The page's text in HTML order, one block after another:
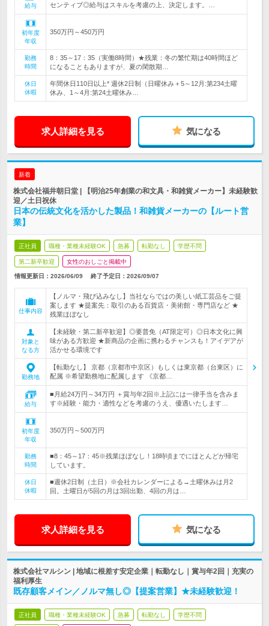
給与
センティブ◎給与はスキルを考慮の上、決定します。…
初年度
年収
350万円～450万円
勤務
時間
8：35～17：35（実働8時間）★残業：冬の繁忙期は40時間ほど
になることもありますが、夏の閑散期…
休日
休暇
年間休日110日以上* 週休2日制（日曜休み＋5～12月:第234土曜
休み、1～4月:第24土曜休み…
求人詳細を見る 気になる
新着
株式会社福井朝日堂 | 【明治25年創業の和文具・和雑貨メーカー】未経験歓
迎／土日祝休
日本の伝統文化を活かした製品！和雑貨メーカーの【ルート営
業】
正社員 職種・業種未経験OK 急募 転勤なし 学歴不問
第二新卒歓迎 女性のおしごと掲載中
情報更新日：2026/06/09 終了予定日： 2026/09/07
仕事内容
【ノルマ・飛び込みなし】当社ならではの美しい紙工芸品をご提
案します ★提案先：取引のある百貨店・美術館・専門店など ★
残業ほぼなし
対象と
なる方
【未経験・第二新卒歓迎】◎要普免（AT限定可）◎日本文化に興
味がある方歓迎 ★新商品の企画に携わるチャンスも！アイデアが
活かせる環境です
勤務地
【転勤なし】 京都（京都市中京区）もしくは東京都（台東区）に
配属 ※希望勤務地に配属します 《京都…
給与
■月給24万円～34万円 ＋賞与年2回※上記には一律手当を含みま
す※経験・能力・適性などを考慮のうえ、優遇いたします…
初年度
年収
350万円～500万円
勤務
時間
■8：45～17：45※残業ほぼなし！18時頃までにほとんどが帰宅
しています。
休日
休暇
■週休2日制（土日）※会社カレンダーによる→土曜休みは月2
回。土曜日が5回の月は3回出勤、4回の月は…
求人詳細を見る 気になる
株式会社マルシン | 地域に根差す安定企業｜転勤なし｜賞与年2回｜充実の
福利厚生
既存顧客メイン／ノルマ無し◎【提案営業】★未経験歓迎！
正社員 職種・業種未経験OK 急募 転勤なし 学歴不問